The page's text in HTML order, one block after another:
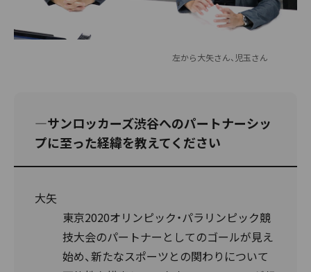
左から大矢さん、児玉さん
―サンロッカーズ渋谷へのパートナーシッ
プに至った経緯を教えてください
大矢
東京2020オリンピック・パラリンピック競
技大会のパートナーとしてのゴールが見え
始め、新たなスポーツとの関わりについて